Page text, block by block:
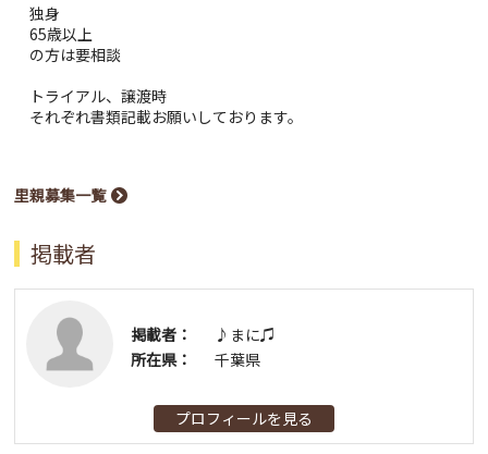
独身
65歳以上
の方は要相談
トライアル、譲渡時
それぞれ書類記載お願いしております。
里親募集一覧
掲載者
掲載者：
♪まに♫
所在県：
千葉県
プロフィールを見る